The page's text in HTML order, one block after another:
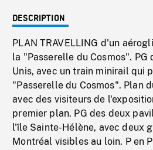
DESCRIPTION
PLAN TRAVELLING d'un
la "Passerelle du Cosmos".
Unis, avec un train minirail qui
"Passerelle du Cosmos". Plan
avec des visiteurs de
premier plan. PG des deux
l'île Sainte-Hélène, avec deux
Montréal visibles au loin. P en